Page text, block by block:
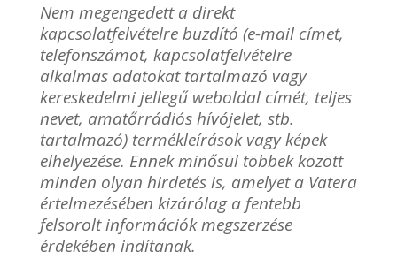
Nem megengedett a direkt
kapcsolatfelvételre buzdító (e-mail címet,
telefonszámot, kapcsolatfelvételre
alkalmas adatokat tartalmazó vagy
kereskedelmi jellegű weboldal címét, teljes
nevet, amatőrrádiós hívójelet, stb.
tartalmazó) termékleírások vagy képek
elhelyezése. Ennek minősül többek között
minden olyan hirdetés is, amelyet a Vatera
értelmezésében kizárólag a fentebb
felsorolt információk megszerzése
érdekében indítanak.